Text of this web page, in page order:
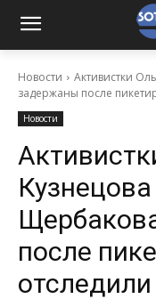
Новости
Активистки
задержаны после
Новости
после